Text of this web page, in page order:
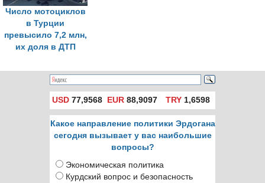
Число мотоциклов
в Турции
превысило 7,2 млн,
их доля в ДТП
половину
USD 77,9568 EUR 88,9097 TRY1,6598
Какое направление политики Эрдогана
сегодня вызывает у вас наибольшие
вопросы?
Экономическая политика
Курдский вопрос и безопасность